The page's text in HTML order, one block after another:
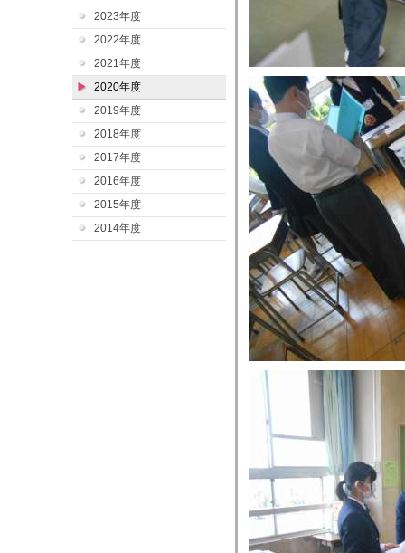
2023年度
2022年度
2021年度
2020年度
2019年度
2018年度
2017年度
2016年度
2015年度
2014年度